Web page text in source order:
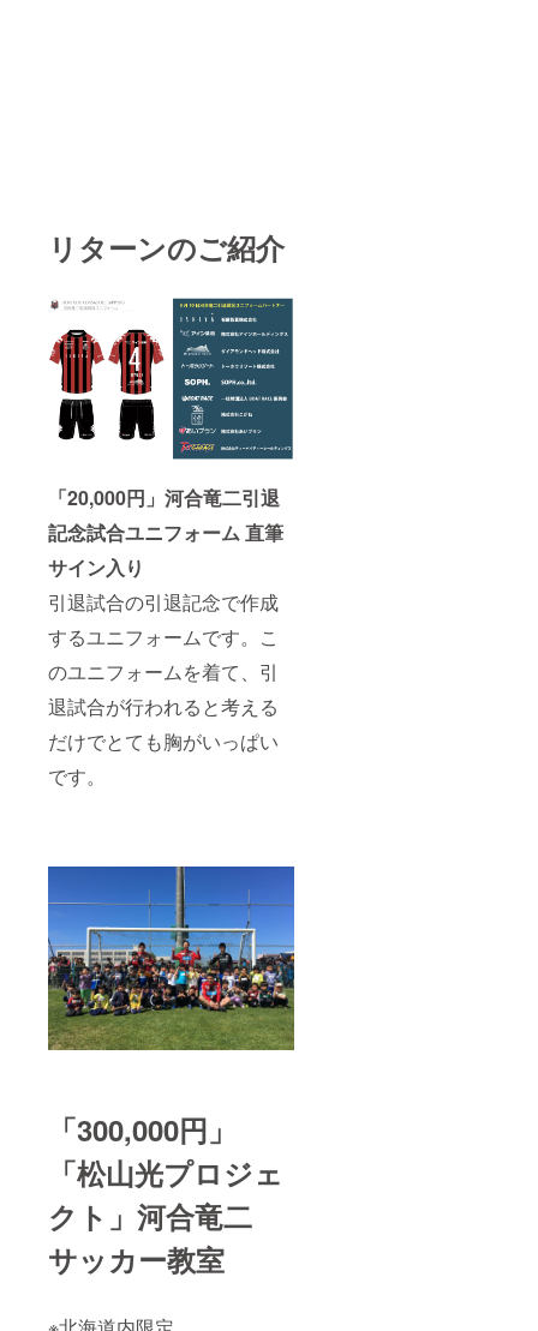
リターンのご紹介
「20,000円」河合竜二引退
記念試合ユニフォーム 直筆
サイン入り
引退試合の引退記念で作成
するユニフォームです。こ
のユニフォームを着て、引
退試合が行われると考える
だけでとても胸がいっぱい
です。
「300,000円」
「松山光プロジェ
クト」河合竜二
サッカー教室